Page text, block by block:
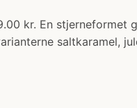
kr. En stjerneformet
saltkaramel,